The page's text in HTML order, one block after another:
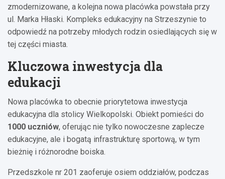
zmodernizowane, a kolejna nowa placówka powstała przy
ul. Marka Hłaski. Kompleks edukacyjny na Strzeszynie to
odpowiedź na potrzeby młodych rodzin osiedlających się w
tej części miasta.
Kluczowa inwestycja dla
edukacji
Nowa placówka to obecnie priorytetowa inwestycja
edukacyjna dla stolicy Wielkopolski. Obiekt pomieści do
1000 uczniów, oferując nie tylko nowoczesne zaplecze
edukacyjne, ale i bogatą infrastrukturę sportową, w tym
bieżnię i różnorodne boiska.
Przedszkole nr 201 zaoferuje osiem oddziałów, podczas